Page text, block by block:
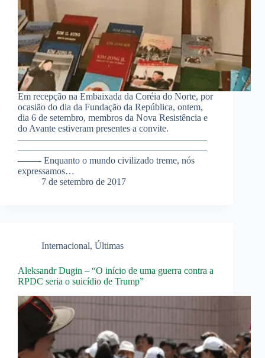
Em recepção na Embaixada da Coréia do Norte, por
ocasião do dia da Fundação da República, ontem,
dia 6 de setembro, membros da Nova Resistência e
do Avante estiveram presentes a convite.
————————————————————
————————————————————
——– Enquanto o mundo civilizado treme, nós
expressamos…
7 de setembro de 2017
Internacional, Últimas
Aleksandr Dugin – “O início de uma guerra contra a
RPDC seria o suicídio de Trump”